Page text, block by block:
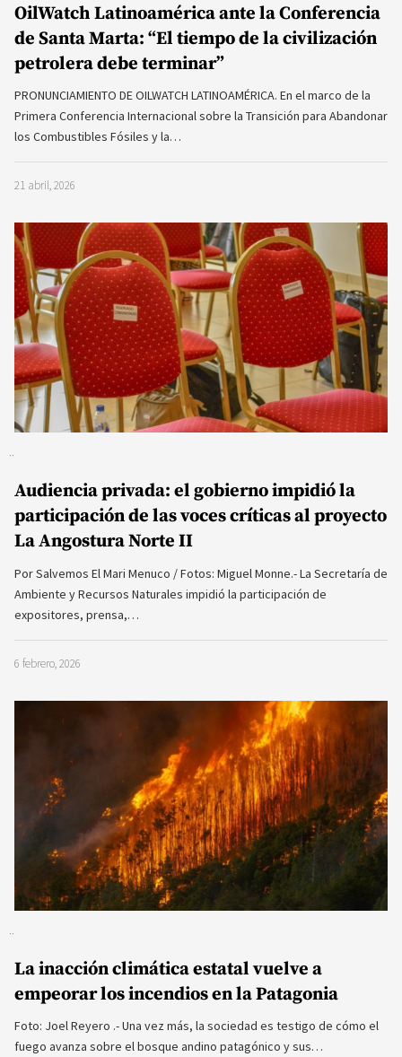
OilWatch Latinoamérica ante la Conferencia
de Santa Marta: “El tiempo de la civilización
petrolera debe terminar”
PRONUNCIAMIENTO DE OILWATCH LATINOAMÉRICA. En el marco de la
Primera Conferencia Internacional sobre la Transición para Abandonar
los Combustibles Fósiles y la…
21 abril, 2026
Audiencia privada: el gobierno impidió la
participación de las voces críticas al proyecto
La Angostura Norte II
Por Salvemos El Mari Menuco / Fotos: Miguel Monne.- La Secretaría de
Ambiente y Recursos Naturales impidió la participación de
expositores, prensa,…
6 febrero, 2026
La inacción climática estatal vuelve a
empeorar los incendios en la Patagonia
Foto: Joel Reyero .- Una vez más, la sociedad es testigo de cómo el
fuego avanza sobre el bosque andino patagónico y sus…